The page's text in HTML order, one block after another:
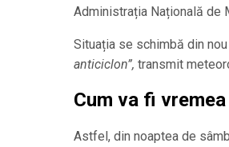
Administrația Națională de
Situația se schimbă din
anticiclon”, transmit
Cum va fi
Astfel, din noaptea de